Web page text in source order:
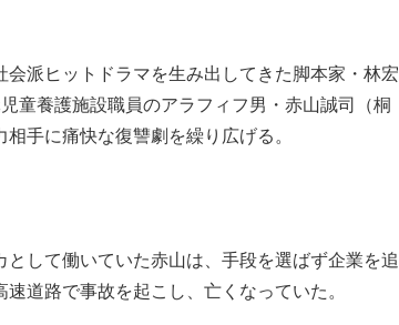
派ヒットドラマを生み出してきた脚本家・林宏
童養護施設職員のアラフィフ男・赤山誠司（桐
手に痛快な復讐劇を繰り広げる。
して働いていた赤山は、手段を選ばず企業を追
道路で事故を起こし、亡くなっていた。